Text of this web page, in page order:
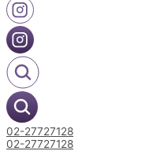
02-27727128
02-27727128